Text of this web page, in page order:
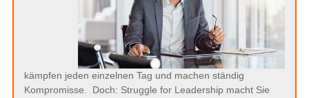
kämpfen jeden einzelnen Tag und machen ständig
Kompromisse. Doch: Struggle for Leadership macht Sie